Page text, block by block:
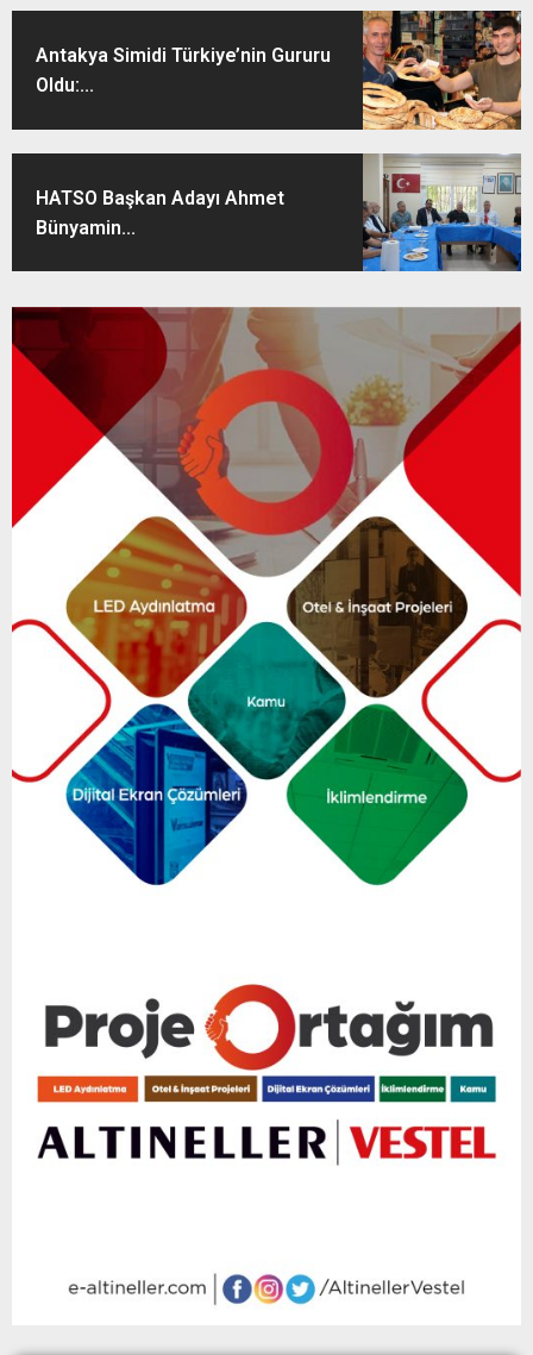
Antakya Simidi Türkiye’nin Gururu
Oldu:...
HATSO Başkan Adayı Ahmet
Bünyamin...